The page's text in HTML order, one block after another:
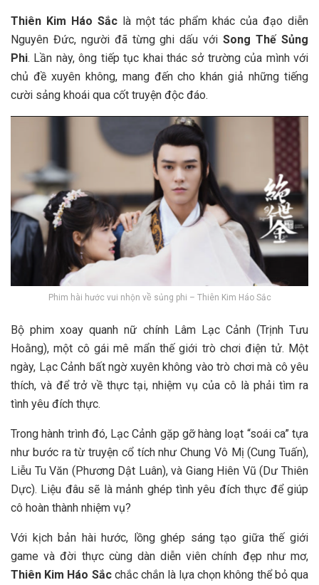
Thiên Kim Háo Sắclà một tác phẩm khác của đạo diễn
Nguyên Đức, người đã từng ghi dấu vớiSong Thế Sủng
Phi. Lần này, ông tiếp tục khai thác sở trường của mình với
chủ đề xuyên không, mang đến cho khán giả những tiếng
cười sảng khoái qua cốt truyện độc đáo.
Phim hài hước vui nhộn về sủng phi – Thiên Kim Háo Sắc
Bộ phim xoay quanh nữ chính Lâm Lạc Cảnh (Trịnh Tưu
Hoằng), một cô gái mê mẩn thế giới trò chơi điện tử. Một
ngày, Lạc Cảnh bất ngờ xuyên không vào trò chơi mà cô yêu
thích, và để trở về thực tại, nhiệm vụ của cô là phải tìm ra
tình yêu đích thực.
Trong hành trình đó, Lạc Cảnh gặp gỡ hàng loạt “soái ca” tựa
như bước ra từ truyện cổ tích như Chung Vô Mị (Cung Tuấn),
Liễu Tu Văn (Phương Dật Luân), và Giang Hiên Vũ (Dư Thiên
Dực). Liệu đâu sẽ là mảnh ghép tình yêu đích thực để giúp
cô hoàn thành nhiệm vụ?
Với kịch bản hài hước, lồng ghép sáng tạo giữa thế giới
game và đời thực cùng dàn diễn viên chính đẹp như mơ,
Thiên Kim Háo Sắcchắc chắn là lựa chọn không thể bỏ qua